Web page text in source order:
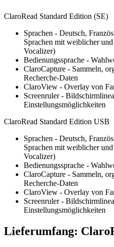
ClaroRead Standard Edition (SE)
Sprachen - Deutsch,
Sprachen mit weiblicher
Vocalizer)
Bedienungssprache -
ClaroCapture - Sammeln,
Recherche-Daten
ClaroView - Overlay von
Screenruler -
Einstellungsmöglichkeiten
ClaroRead Standard Edition USB
Sprachen - Deutsch,
Sprachen mit weiblicher
Vocalizer)
Bedienungssprache -
ClaroCapture - Sammeln,
Recherche-Daten
ClaroView - Overlay von
Screenruler -
Einstellungsmöglichkeiten
Lieferumfang: